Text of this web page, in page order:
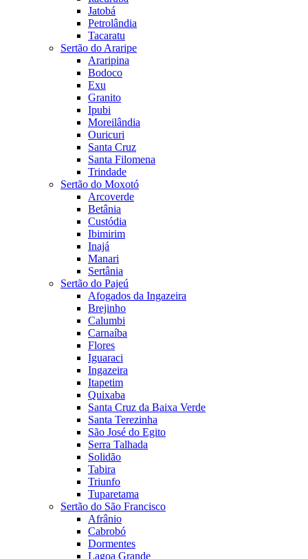
Jatobá
Petrolândia
Tacaratu
Sertão do Araripe
Araripina
Bodoco
Exu
Granito
Ipubi
Moreilândia
Ouricuri
Santa Cruz
Santa Filomena
Trindade
Sertão do Moxotó
Arcoverde
Betânia
Custódia
Ibimirim
Inajá
Manari
Sertânia
Sertão do Pajeú
Afogados da Ingazeira
Brejinho
Calumbi
Carnaíba
Flores
Iguaraci
Ingazeira
Itapetim
Quixaba
Santa Cruz da Baixa Verde
Santa Terezinha
São José do Egito
Serra Talhada
Solidão
Tabira
Triunfo
Tuparetama
Sertão do São Francisco
Afrânio
Cabrobó
Dormentes
Lagoa Grande